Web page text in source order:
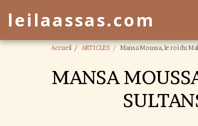
leilaassas.com
Accueil ARTICLES Mansa Moussa, le roi du
MANSA